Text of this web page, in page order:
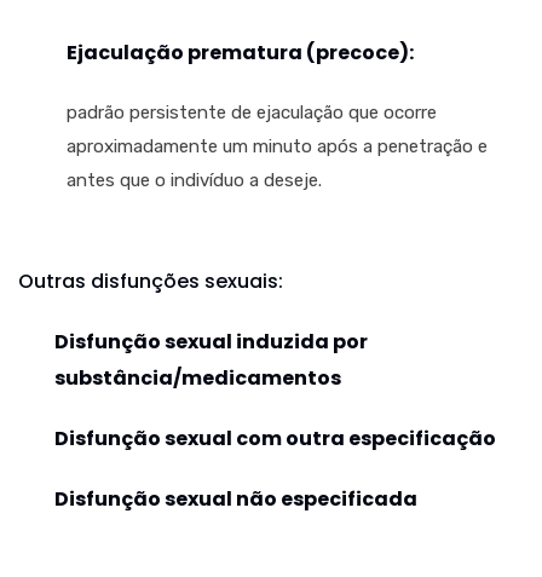
Ejaculação prematura (precoce):
padrão persistente de ejaculação que ocorre
aproximadamente um minuto após a penetração e
antes que o indivíduo a deseje.
Outras disfunções sexuais:
Disfunção sexual induzida por
substância/medicamentos
Disfunção sexual com outra especificação
Disfunção sexual não especificada